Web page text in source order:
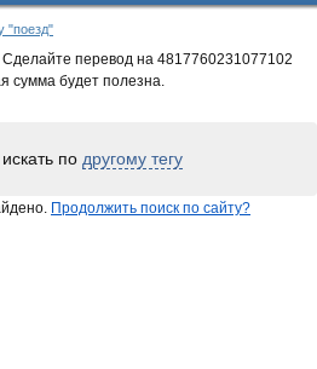
"поезд"
перевод на 4817760231077102
сумма будет полезна.
по другому тегу
Продолжить поиск по сайту?